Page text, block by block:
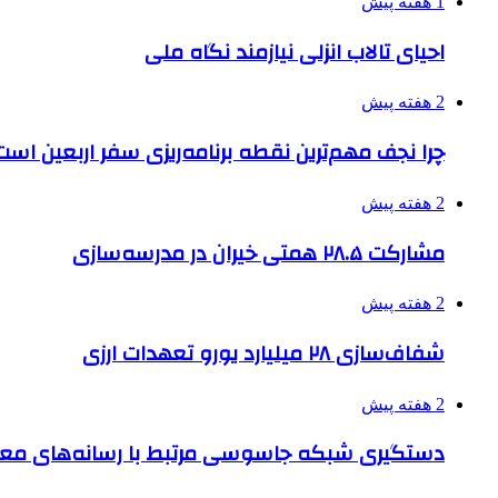
احیای تالاب انزلی نیازمند نگاه ملی
2 هفته پیش
چرا نجف مهم‌ترین نقطه برنامه‌ریزی سفر اربعین
2 هفته پیش
مشارکت ۲۸.۵ همتی خیران در مدرسه‌سازی
2 هفته پیش
شفاف‌سازی ۲۸ میلیارد یورو تعهدات ارزی
2 هفته پیش
دستگیری شبکه جاسوسی مرتبط با رسانه‌های